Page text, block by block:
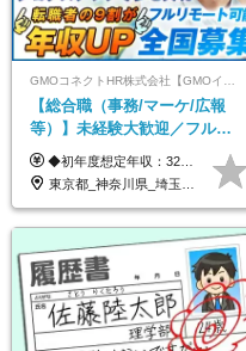
【総合職（事務/マーケ/広報
等）】未経験大歓迎／フルリ
モ可で全国募集！年収アップ
多数★年休最大130日★
◆初年度想定年収：320万円〜840万円 【関東／一都三県】月給24万円〜70万円 【関西・東海地方】月給23万円〜65万円 【その他の地方等】月給22万円〜60万円 ※ご経験・スキル・前職給与などを考慮の上決定いたします。 ◉固定残業代制（固定残業代10,000円含） 固定残業代は7時間分・時間超過分は追加支給 ≪月給例≫ ・月給54万円（29歳／入社3年目） ・月給38万円（26歳／入社2年目） ・月給28万円（24歳／入社1年目） ※試用期間は6ヶ月で、その間の雇用形態は契約社員です。そのほかの条件に変更はありません。
東京都_神奈川県_埼玉県_千葉県_大阪府_愛知県_北海道_青森県_岩手県_宮城県_秋田県_山形県_福島県_茨城県_栃木県_群馬県_新潟県_山梨県_長野県_富山県_石川県_福井県_静岡県_岐阜県_三重県_兵庫県_京都府_滋賀県_奈良県_和歌山県_広島県_岡山県_鳥取県_島根県_山口県_徳島県_香川県_愛媛県_高知県_福岡県_熊本県_佐賀県_長崎県_大分県_宮崎県_鹿児島県_沖縄県